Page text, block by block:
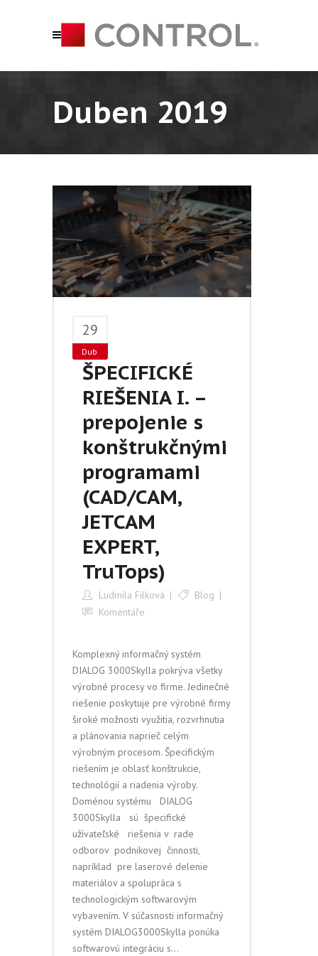
Duben 2019
29
Dub
ŠPECIFICKÉ
RIEŠENIA I. –
prepojenie s
konštrukčnými
programami
(CAD/CAM,
JETCAM
EXPERT,
TruTops)
Ludmila Filková
Blog
Komentáře
Komplexný informačný systém
DIALOG 3000Skylla pokrýva všetky
výrobné procesy vo firme. Jedinečné
riešenie poskytuje pre výrobné firmy
široké možnosti využitia, rozvrhnutia
a plánovania naprieč celým
výrobným procesom. Špecifickým
riešením je oblasť konštrukcie,
technológií a riadenia výroby.
Doménou systému DIALOG
3000Skylla sú špecifické
užívateľské riešenia v rade
odborov podnikovej činnosti,
napríklad pre laserové delenie
materiálov a spolupráca s
technologickým softwarovým
vybavením. V súčasnosti informačný
systém DIALOG3000Skylla ponúka
softwarovú integráciu s...